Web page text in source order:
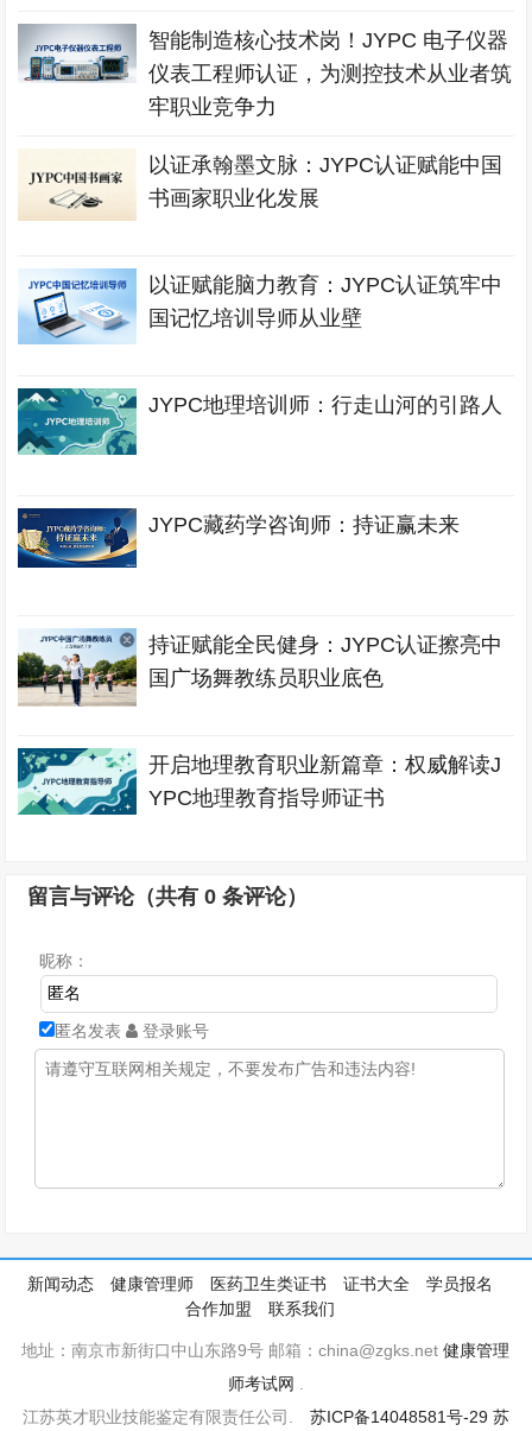
智能制造核心技术岗！JYPC 电子仪器
仪表工程师认证，为测控技术从业者筑
牢职业竞争力
以证承翰墨文脉：JYPC认证赋能中国
书画家职业化发展
以证赋能脑力教育：JYPC认证筑牢中
国记忆培训导师从业壁
JYPC地理培训师：行走山河的引路人
JYPC藏药学咨询师：持证赢未来
持证赋能全民健身：JYPC认证擦亮中
国广场舞教练员职业底色
开启地理教育职业新篇章：权威解读J
YPC地理教育指导师证书
留言与评论（共有0 条评论）
昵称：
匿名发表 登录账号
新闻动态 健康管理师 医药卫生类证书 证书大全
学员报名
合作加盟
联系我们
地址：南京市新街口中山东路9号 邮箱：china@zgks.net健康管理
师考试网
江苏英才职业技能鉴定有限责任公司. 苏ICP备14048581号-29 苏